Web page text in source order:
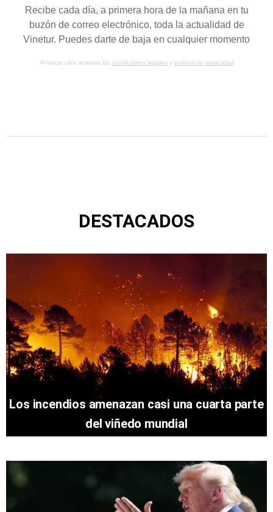
Recibe cada día, a primera hora de la mañana en tu
buzón de correo electrónico, toda la actualidad de
Vinetur. Puedes darte de baja en cualquier momento
Al hacer click aceptas las condiciones legalesy política de privacidad
DESTACADOS
Los incendios amenazan casi una cuarta parte
del viñedo mundial